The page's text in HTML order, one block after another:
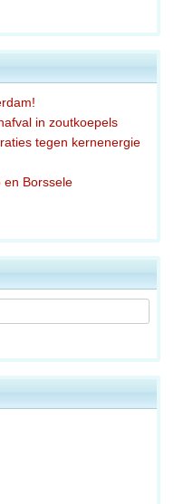
in zoutkoepels
tegen kernenergie
en Borssele